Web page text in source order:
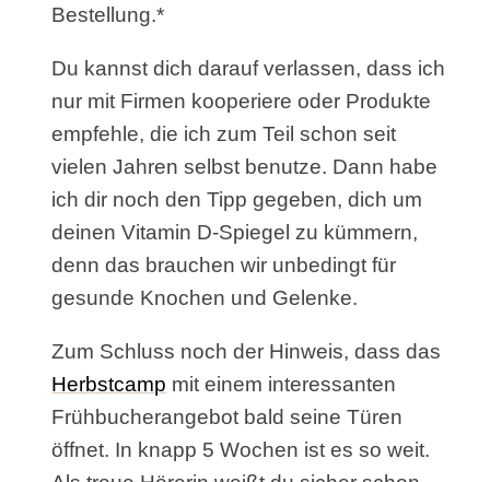
Bestellung.*
Du kannst dich darauf verlassen, dass ich
nur mit Firmen kooperiere oder Produkte
empfehle, die ich zum Teil schon seit
vielen Jahren selbst benutze. Dann habe
ich dir noch den Tipp gegeben, dich um
deinen Vitamin D-Spiegel zu kümmern,
denn das brauchen wir unbedingt für
gesunde Knochen und Gelenke.
Zum Schluss noch der Hinweis, dass das
Herbstcamp mit einem interessanten
Frühbucherangebot bald seine Türen
öffnet. In knapp 5 Wochen ist es so weit.